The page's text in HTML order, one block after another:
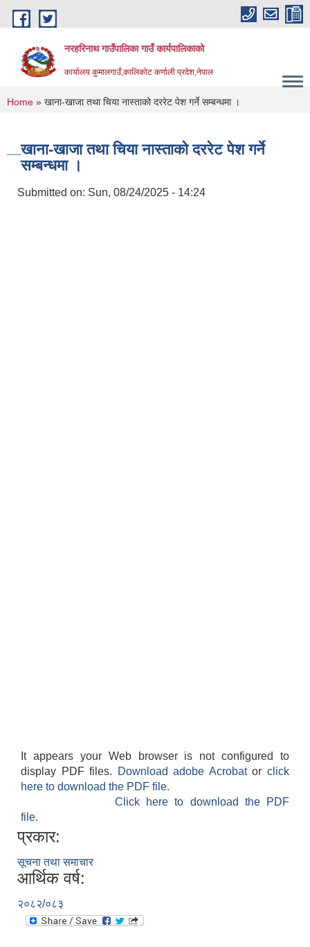
Skip to main content
नरहरिनाथ गाउँपालिका गाउँ कार्यपालिकाको
कार्यालय कुमालगाउँ,कालिकोट कर्णाली प्रदेश,नेपाल
You are here
Home » खाना-खाजा तथा चिया नास्ताको दररेट पेश गर्ने सम्बन्धमा ।
खाना-खाजा तथा चिया नास्ताको दररेट पेश गर्ने
सम्बन्धमा ।
Submitted on: Sun, 08/24/2025 - 14:24
It appears your Web browser is not configured to
display PDF files.
Download adobe Acrobatorclick
here to download the PDF file.
Click here to download the PDF
file.
प्रकार:
सूचना तथा समाचार
आर्थिक वर्ष:
२०८२/०८३